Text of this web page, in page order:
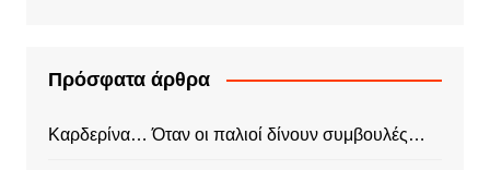
Πρόσφατα άρθρα
Καρδερίνα… Όταν οι παλιοί δίνουν συμβουλές…